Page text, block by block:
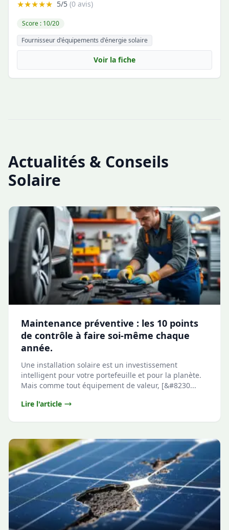
★★★★★ 5/5 (0 avis)
Score : 10/20
Fournisseur d'équipements d'énergie solaire
Voir la fiche
Actualités & Conseils
Solaire
Maintenance préventive : les 10 points
de contrôle à faire soi-même chaque
année.
Une installation solaire est un investissement
intelligent pour votre portefeuille et pour la planète.
Mais comme tout équipement de valeur, [&#8230...
Lire l'article